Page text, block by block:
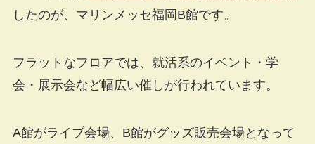
したのが、マリンメッセ福岡B館です。
フラットなフロアでは、就活系のイベント・学
会・展示会など幅広い催しが行われています。
A館がライブ会場、B館がグッズ販売会場となって